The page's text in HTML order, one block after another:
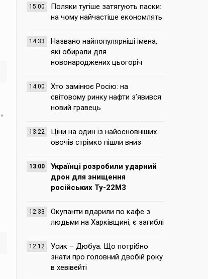
15:00
Поляки тугіше затягують паски:
на чому найчастіше економлять
14:33
Названо найпопулярніші імена,
які обирали для
новонароджених цьогоріч
14:00
Хто замінює Росію: на
світовому ринку нафти з’явився
новий гравець
13:22
Ціни на один із найосновніших
овочів стрімко пішли вниз
13:00
Українці розробили ударний
дрон для знищення
російських Ту-22М3
12:33
Окупанти вдарили по кафе з
людьми на Харківщині, є загиблі
12:12
Усик – Дюбуа. Що потрібно
знати про головний двобій року
в хевівейті